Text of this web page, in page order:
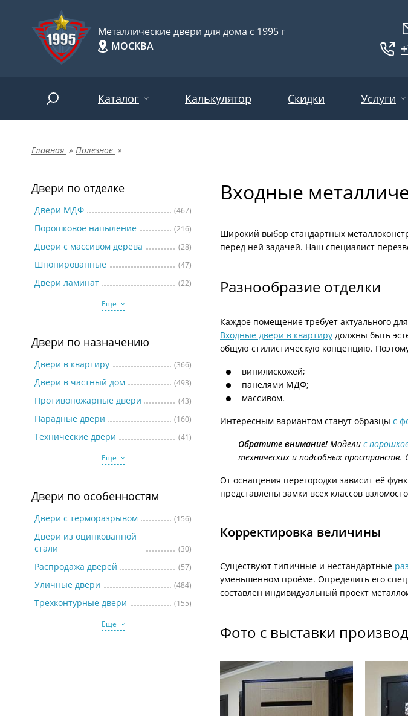
Металлические двери для дома с 1995 г
МОСКВА
Каталог
Двери по отделке
Двери по назначению
Двери по особенностям
Двери с массивом дерева
Шпонированные
Двери ламинат
Калькулятор Скидки Услуги
Гарантия
Главная » Полезное »
Двери по отделке
Двери МДФ (467)
Порошковое напыление (216)
Двери с массивом дерева (28)
Шпонированные (47)
Двери ламинат
(22)
Еще
Двери по назначению
Двери в квартиру (366)
Двери в частный дом (493)
Противопожарные двери (43)
Парадные двери (160)
Технические двери
(41)
Еще
Двери по особенностям
Двери с терморазрывом (156)
Двери из оцинкованной
стали
(30)
Распродажа дверей (57)
Уличные двери (484)
Трехконтурные двери
(155)
Еще
Входные
Широкий выбор стандартных
перед ней задачей. Наш специалист
Разнообразие отделки
Каждое помещение требует актуального
Входные двери в квартиру должны быть
общую стилистическую концепцию.
винилискожей;
панелями МДФ;
массивом.
Интересным вариантом станут образцы с
Обратите внимание! Модели с
технических и подсобных
От оснащения перегородки зависит её
представлены замки всех классов
Корректировка величины
Существуют типичные и нестандартные
уменьшенном проёме. Определить его
составлен индивидуальный проект
Фото с выставки